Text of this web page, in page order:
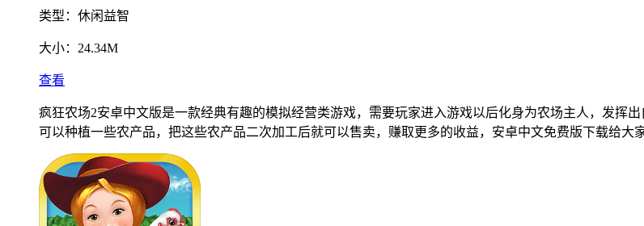
类型： 休闲益智
大小： 24.34M
查看
疯狂农场2安卓中文版是一款经典有趣的模拟经营类游戏，需要玩家进入游戏以后化身为农场主人，发挥
可以种植一些农产品，把这些农产品二次加工后就可以售卖，赚取更多的收益，安卓中文免费版下载给大